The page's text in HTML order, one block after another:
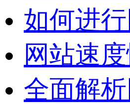
如何进
网站速
全面解